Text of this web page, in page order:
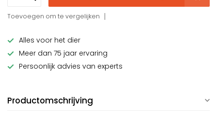
Toevoegen om te vergelijken
Alles voor het dier
Meer dan 75 jaar ervaring
Persoonlijk advies van experts
Productomschrijving